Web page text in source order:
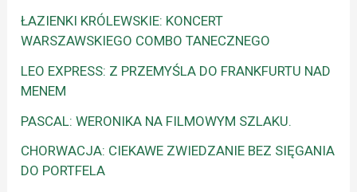
ŁAZIENKI KRÓLEWSKIE: KONCERT
WARSZAWSKIEGO COMBO TANECZNEGO
LEO EXPRESS: Z PRZEMYŚLA DO FRANKFURTU NAD
MENEM
PASCAL: WERONIKA NA FILMOWYM SZLAKU.
CHORWACJA: CIEKAWE ZWIEDZANIE BEZ SIĘGANIA
DO PORTFELA